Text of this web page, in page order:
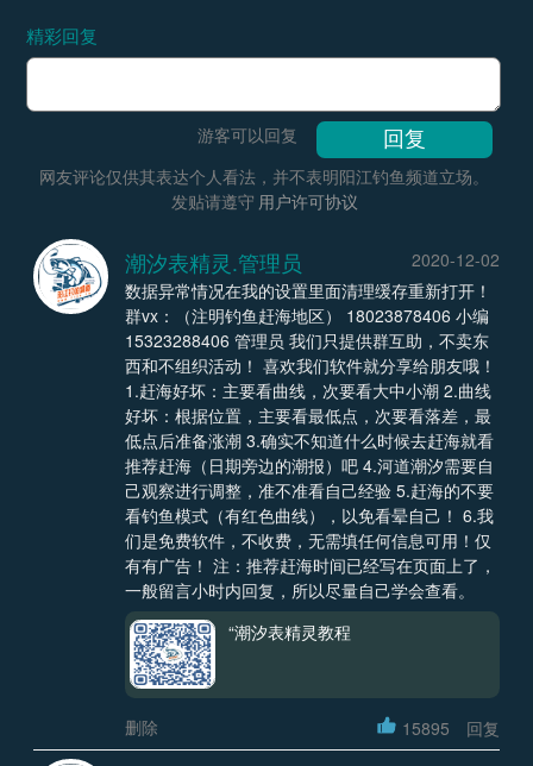
精彩回复
游客可以回复
网友评论仅供其表达个人看法，并不表明阳江钓鱼频道立场。
发贴请遵守 用户许可协议
潮汐表精灵.管理员
2020-12-02
数据异常情况在我的设置里面清理缓存重新打开！
群vx：（注明钓鱼赶海地区） 18023878406 小编
15323288406 管理员 我们只提供群互助，不卖东
西和不组织活动！ 喜欢我们软件就分享给朋友哦！
1.赶海好坏：主要看曲线，次要看大中小潮 2.曲线
好坏：根据位置，主要看最低点，次要看落差，最
低点后准备涨潮 3.确实不知道什么时候去赶海就看
推荐赶海（日期旁边的潮报）吧 4.河道潮汐需要自
己观察进行调整，准不准看自己经验 5.赶海的不要
看钓鱼模式（有红色曲线），以免看晕自己！ 6.我
们是免费软件，不收费，无需填任何信息可用！仅
有有广告！ 注：推荐赶海时间已经写在页面上了，
一般留言小时内回复，所以尽量自己学会查看。
“潮汐表精灵教程
删除 15895 回复